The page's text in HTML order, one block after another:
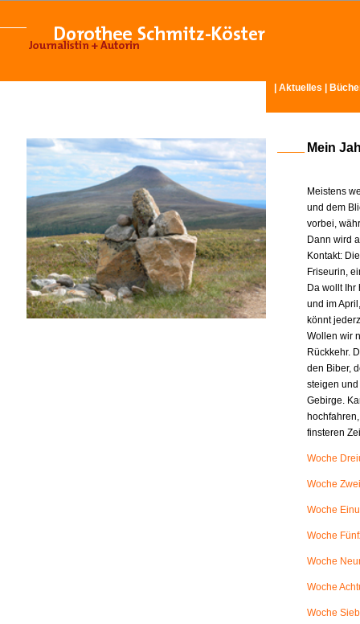
Aktuelles
Mein
Meistens
und dem
vorbei,
Dann wird
Kontakt:
Friseurin,
Da wollt
und im
könnt
Wollen wir
Rückkehr.
den Biber,
steigen
Gebirge.
finsteren
Woche
Woche
Woche
Woche
Woche
Woche
Woche